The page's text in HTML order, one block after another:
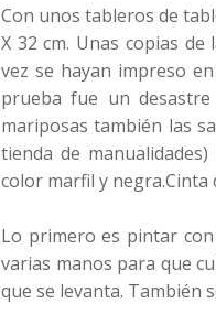
Con unos tableros de
X 32 cm. Unas copias de
vez se hayan impreso
prueba fue un
mariposas también las
tienda de manualidades)
color marfil y negra.Cinta
Lo primero es pintar
varias manos para que
que se levanta. También